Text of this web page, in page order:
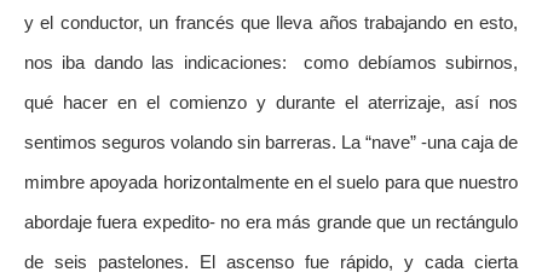
y el conductor, un francés que lleva años trabajando en esto,
nos iba dando las indicaciones: como debíamos subirnos,
qué hacer en el comienzo y durante el aterrizaje, así nos
sentimos seguros volando sin barreras. La “nave” -una caja de
mimbre apoyada horizontalmente en el suelo para que nuestro
abordaje fuera expedito- no era más grande que un rectángulo
de seis pastelones. El ascenso fue rápido, y cada cierta